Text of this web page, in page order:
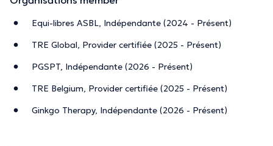
Equi-libres ASBL, Indépendante (2024 - Présent)
TRE Global, Provider certifiée (2025 - Présent)
PGSPT, Indépendante (2026 - Présent)
TRE Belgium, Provider certifiée (2025 - Présent)
Ginkgo Therapy, Indépendante (2026 - Présent)